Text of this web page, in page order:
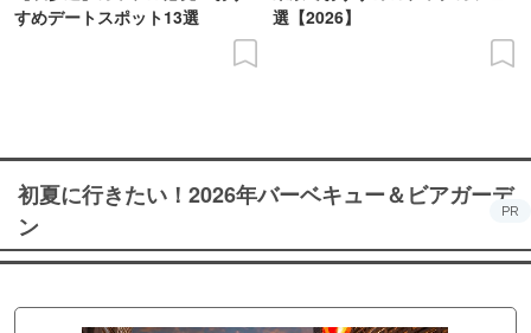
すめデートスポット13選
選【2026】
初夏に行きたい！2026年バーベキュー＆ビアガーデ
ン
PR